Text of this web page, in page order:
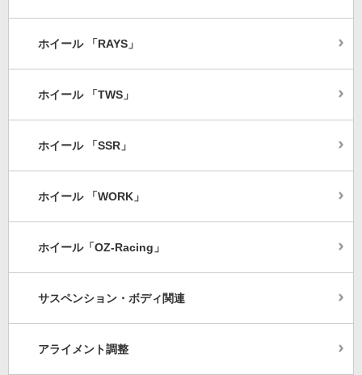
ホイール 「RAYS」
ホイール 「TWS」
ホイール 「SSR」
ホイール 「WORK」
ホイール「OZ-Racing」
サスペンション・ボディ関連
アライメント調整